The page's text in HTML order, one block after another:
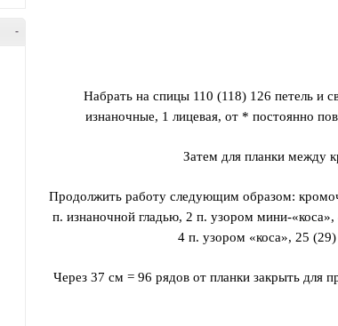
-
Набрать на спицы 110 (118) 126 петель и
изнаночные, 1 лицевая, от * постоянно
Затем для планки между
Продолжить работу следующим образом:
п. изнаночной гладью, 2 п. узором мини-
4 п. узором «коса», 25
Через 37 см = 96 рядов от планки закрыть